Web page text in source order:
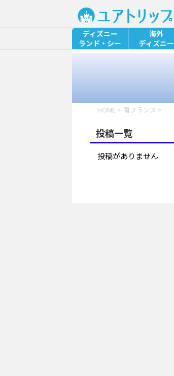
ディズニー
ランド・シー
海外
ディズニー
HOME > 南フランス >
投稿一覧
投稿がありません